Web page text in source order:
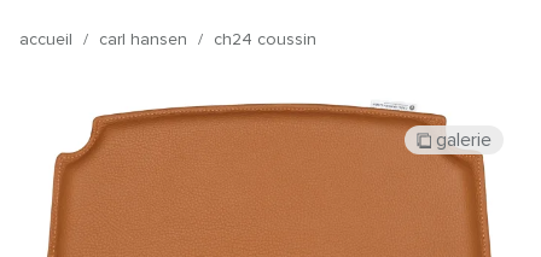
accueil / carl hansen / ch24 coussin
galerie